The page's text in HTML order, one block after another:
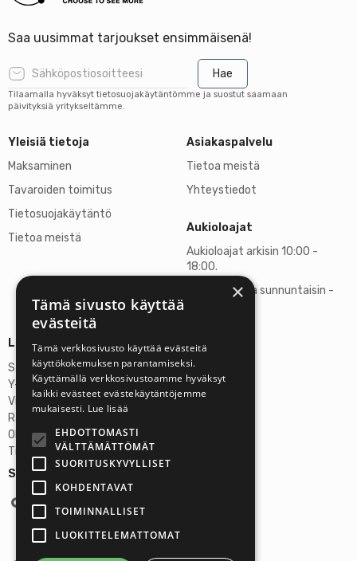
Saa uusimmat tarjoukset ensimmäisenä!
Hae
Tilaamalla hyväksyt tietosuojakäytäntömme ja suostut saamaan
päivityksiä yritykseltämme.
Yleisiä tietoja
Maksaminen
Tavaroiden toimitus
Tietosuojakäytäntö
Tietoa meistä
Asiakaspalvelu
Tietoa meistä
Yhteystiedot
Aukioloajat
Aukioloajat arkisin 10:00 -
18:00.
Lauantaisin ja sunnuntaisin -
Seuraa meitä:
Lisätietoja
Stardust Finland Oy
Y-tunnus: 2972445-9
Virallinen osoite
Rantatie 37 C75, 33250 Tampere
OP Tampere
Tilinumero FI6357300820922629
×
Tämä sivusto käyttää
evästeitä
Tämä verkkosivusto käyttää evästeitä
käyttökokemuksen parantamiseksi.
Käyttämällä verkkosivustoamme hyväksyt
kaikki evästeet evästekäytäntöjemme
mukaisesti. Lue lisää
EHDOTTOMASTI
VÄLTTÄMÄTTÖMÄT
SUORITUSKYVYLLISET
KOHDENTAVAT
TOIMINNALLISET
LUOKITTELEMATTOMAT